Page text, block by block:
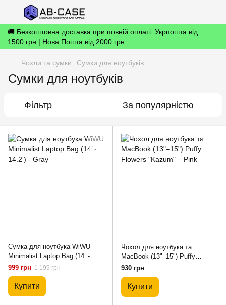
🚚 Безкоштовна доставка при повній оплаті: Укрпошта від
1500 грн | Нова Пошта від 2000 грн
Чохли та сумки Сумки для ноутбуків
Сумки для ноутбуків
Фільтр За популярністю
Сумка для ноутбука WiWU
Minimalist Laptop Bag (14’ -
14.2‘) - Gray
999 грн 1 199 грн
Купити
Чохол для ноутбука та
MacBook (13"–15") Puffy
Flowers "Kazum" – Pink
930 грн
Купити